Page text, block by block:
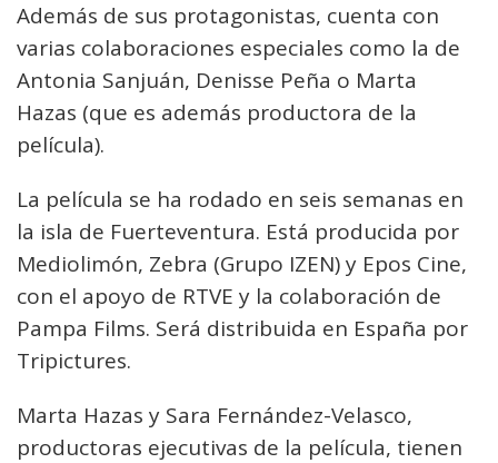
Además de sus protagonistas, cuenta con
varias colaboraciones especiales como la de
Antonia Sanjuán, Denisse Peña o Marta
Hazas (que es además productora de la
película).
La película se ha rodado en seis semanas en
la isla de Fuerteventura. Está producida por
Mediolimón, Zebra (Grupo IZEN) y Epos Cine,
con el apoyo de RTVE y la colaboración de
Pampa Films. Será distribuida en España por
Tripictures.
Marta Hazas y Sara Fernández-Velasco,
productoras ejecutivas de la película, tienen